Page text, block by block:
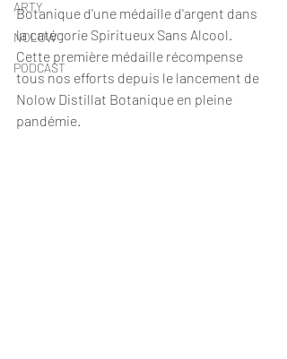
ARTY
NOLOW
PODCAST
Botanique d'une médaille d'argent dans
la catégorie Spiritueux Sans Alcool.
Cette première médaille récompense
tous nos efforts depuis le lancement de
Nolow Distillat Botanique en pleine
pandémie.